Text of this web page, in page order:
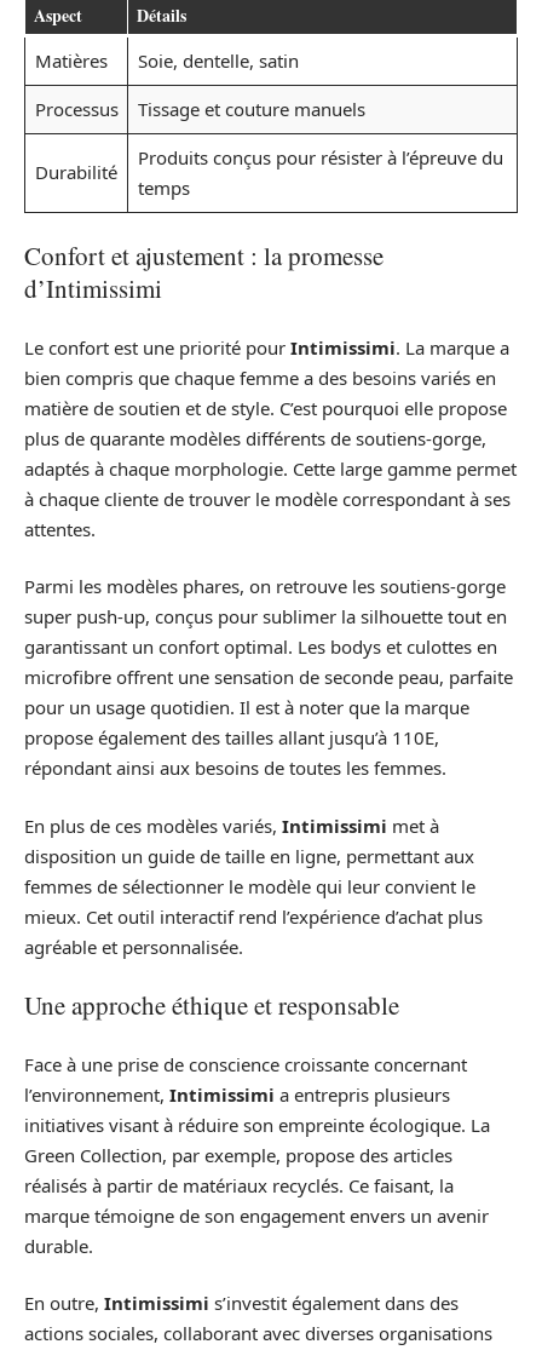
Aspect Détails
Matières
Soie, dentelle, satin
Processus
Tissage et couture manuels
Durabilité
Produits conçus pour résister à l’épreuve du
temps
Confort et ajustement : la promesse
d’Intimissimi
Le confort est une priorité pour Intimissimi. La marque a
bien compris que chaque femme a des besoins variés en
matière de soutien et de style. C’est pourquoi elle propose
plus de quarante modèles différents de soutiens-gorge,
adaptés à chaque morphologie. Cette large gamme permet
à chaque cliente de trouver le modèle correspondant à ses
attentes.
Parmi les modèles phares, on retrouve les soutiens-gorge
super push-up, conçus pour sublimer la silhouette tout en
garantissant un confort optimal. Les bodys et culottes en
microfibre offrent une sensation de seconde peau, parfaite
pour un usage quotidien. Il est à noter que la marque
propose également des tailles allant jusqu’à 110E,
répondant ainsi aux besoins de toutes les femmes.
En plus de ces modèles variés, Intimissimi met à
disposition un guide de taille en ligne, permettant aux
femmes de sélectionner le modèle qui leur convient le
mieux. Cet outil interactif rend l’expérience d’achat plus
agréable et personnalisée.
Une approche éthique et responsable
Face à une prise de conscience croissante concernant
l’environnement, Intimissimi a entrepris plusieurs
initiatives visant à réduire son empreinte écologique. La
Green Collection, par exemple, propose des articles
réalisés à partir de matériaux recyclés. Ce faisant, la
marque témoigne de son engagement envers un avenir
durable.
En outre, Intimissimi s’investit également dans des
actions sociales, collaborant avec diverses organisations